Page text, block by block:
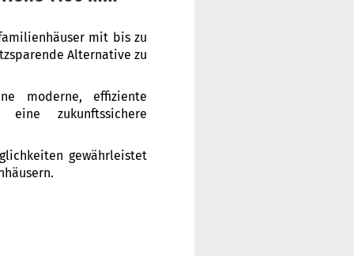
mit bis zu
Alternative zu
moderne, effiziente
zukunftssichere
gewährleistet